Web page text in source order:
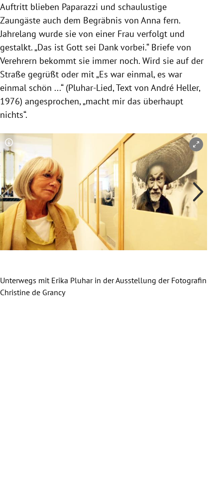
Auftritt blieben Paparazzi und schaulustige
Zaungäste auch dem Begräbnis von Anna fern.
Jahrelang wurde sie von einer Frau verfolgt und
gestalkt. „Das ist Gott sei Dank vorbei.“ Briefe von
Verehrern bekommt sie immer noch. Wird sie auf der
Straße gegrüßt oder mit „Es war einmal, es war
einmal schön ...“ (Pluhar-Lied, Text von André Heller,
1976) angesprochen, „macht mir das überhaupt
nichts“.
Copyright-Hinweis öffnen/schließen
Unterwegs mit Erika Pluhar in der Ausstellung der Fotografin
Christine de Grancy